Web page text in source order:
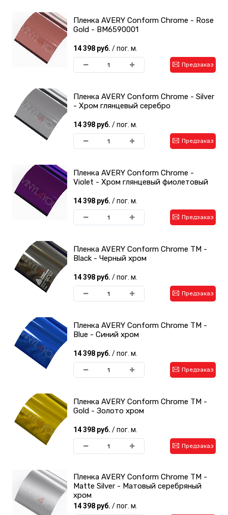
Пленка AVERY Conform Chrome - Rose
Gold - BM6590001
14 398 руб. / пог. м.
Предзаказ
Пленка AVERY Conform Chrome - Silver
- Хром глянцевый серебро
14 398 руб. / пог. м.
Предзаказ
Пленка AVERY Conform Chrome -
Violet - Хром глянцевый фиолетовый
14 398 руб. / пог. м.
Предзаказ
Пленка AVERY Conform Chrome TM -
Black - Черный хром
14 398 руб. / пог. м.
Предзаказ
Пленка AVERY Conform Chrome TM -
Blue - Синий хром
14 398 руб. / пог. м.
Предзаказ
Пленка AVERY Conform Chrome TM -
Gold - Золото хром
14 398 руб. / пог. м.
Предзаказ
Пленка AVERY Conform Chrome TM -
Matte Silver - Матовый серебряный
хром
14 398 руб. / пог. м.